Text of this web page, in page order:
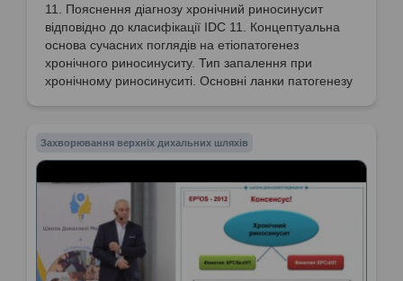
11. Пояснення діагнозу хронічний риносинусит
відповідно до класифікації IDC 11. Концептуальна
основа сучасних поглядів на етіопатогенез
хронічного риносинуситу. Тип запалення при
хронічному риносинуситі. Основні ланки патогенезу
Сурдологія", доктор медичних наук, професор
Захворювання верхніх дихальних шляхів